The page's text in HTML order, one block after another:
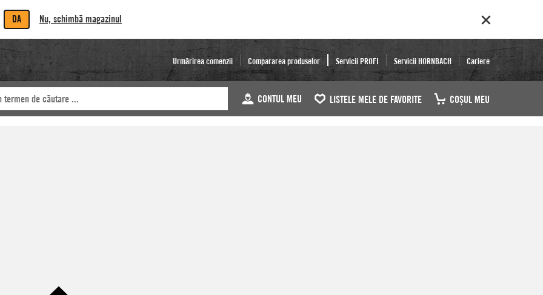
DA Nu, schimbă magazinul
Urmărirea comenzii Compararea produselor Servicii PROFI Servicii HORNBACH Cariere
CONTUL MEU LISTELE MELE DE FAVORITE COŞUL MEU